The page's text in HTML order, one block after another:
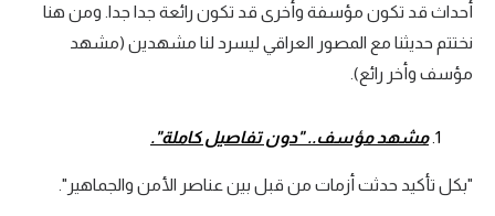
أحداث قد تكون مؤسفة وأخرى قد تكون رائعة جدا جدا. ومن هنا
نختتم حديثنا مع المصور العراقي ليسرد لنا مشهدين (مشهد
مؤسف وأخر رائع).
مشهد مؤسف.. "دون تفاصيل كاملة".
"بكل تأكيد حدثت أزمات من قبل بين عناصر الأمن والجماهير".